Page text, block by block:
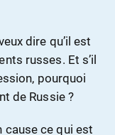
dire qu’il est
russes. Et s’il
pourquoi
de Russie ?
cause ce qui est